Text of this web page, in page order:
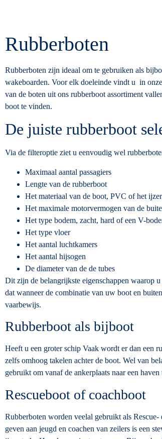
Rubberboten
Rubberboten zijn ideaal om te gebruiken als
wakeboarden. Voor elk doeleinde vindt u in
van de boten uit ons rubberboot assortiment
boot te vinden.
De juiste rubberboot
Via de filteroptie ziet u eenvoudig wel
Maximaal aantal passagiers
Lengte van de rubberboot
Het materiaal van de boot, PVC of het
Het maximale motorvermogen van de
Het type bodem, zacht, hard of een V-
Het type vloer
Het aantal luchtkamers
Het aantal hijsogen
De diameter van de de tubes
Dit zijn de belangrijkste eigenschappen waarop
dat wanneer de combinatie van uw boot en
vaarbewijs.
Rubberboot als bijboot
Heeft u een groter schip Vaak wordt er dan een
zelfs omhoog takelen achter de boot. Wel van
gebruikt om vanaf de ankerplaats naar een haven
Rescueboot of coachboot
Rubberboten worden veelal gebruikt als Rescue-
geven aan jeugd en coachen van zeilers is een